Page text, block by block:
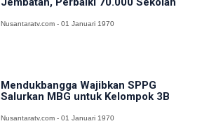
Nusantaratv.com - 01 Januari 1970
Mendukbangga Wajibkan SPPG
Salurkan MBG untuk Kelompok 3B
Nusantaratv.com - 01 Januari 1970